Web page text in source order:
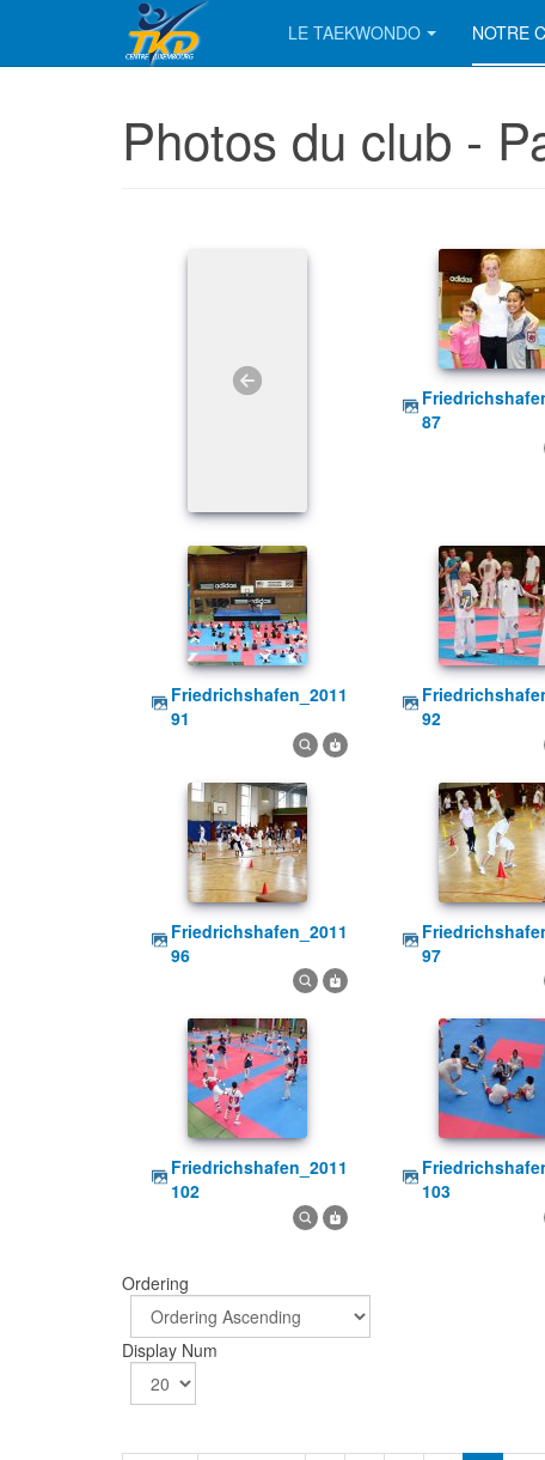
LE TAEKWONDO NOTRE
Photos du club -
friedrichshafen_2011
87
friedrichshafen_2011
91
friedrichshafen_2011
92
friedrichshafen_2011
96
friedrichshafen_2011
97
friedrichshafen_2011
102
friedrichshafen_2011
103
Ordering
Display Num